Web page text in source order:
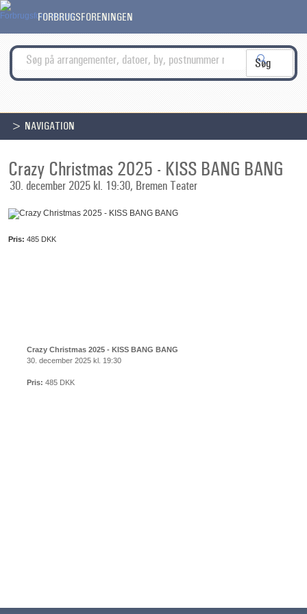
FORBRUGSFORENINGEN
> NAVIGATION
Crazy Christmas 2025 - KISS BANG BANG
30. december 2025 kl. 19:30, Bremen Teater
Pris: 485 DKK
Crazy Christmas 2025 - KISS BANG BANG
30. december 2025 kl. 19:30
Pris: 485 DKK